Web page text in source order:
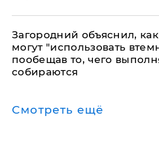
Загородний объяснил,
могут "использовать
пообещав то, чего
собираются
Смотреть ещё